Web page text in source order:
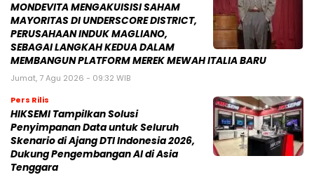
MONDEVITA MENGAKUISISI SAHAM
MAYORITAS DI UNDERSCORE DISTRICT,
PERUSAHAAN INDUK MAGLIANO,
SEBAGAI LANGKAH KEDUA DALAM
MEMBANGUN PLATFORM MEREK MEWAH ITALIA BARU
Jumat, 7 Agu 2026 - 09:32 WIB
Pers Rilis
HIKSEMI Tampilkan Solusi
Penyimpanan Data untuk Seluruh
Skenario di Ajang DTI Indonesia 2026,
Dukung Pengembangan AI di Asia
Tenggara